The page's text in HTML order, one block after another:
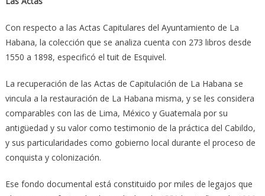
Con respecto a las Actas Capitulares del Ayuntamiento de La
Habana, la colección que se analiza cuenta con 273 libros desde
1550 a 1898, especificó el tuit de Esquivel.
La recuperación de las Actas de Capitulación de La Habana se
vincula a la restauración de La Habana misma, y se les considera
comparables con las de Lima, México y Guatemala por su
antigüedad y su valor como testimonio de la práctica del Cabildo,
y sus particularidades como gobierno local durante el proceso de
conquista y colonización.
Ese fondo documental está constituido por miles de legajos que